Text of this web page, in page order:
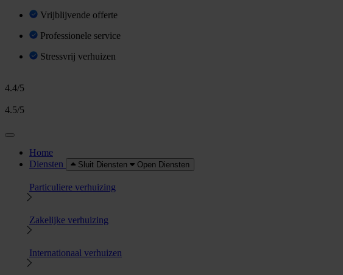
Vrijblijvende offerte
Professionele service
Stressvrij verhuizen
4.4/5
4.5/5
Home
Diensten
Sluit Diensten Open Diensten
Particuliere verhuizing
Zakelijke verhuizing
Internationaal verhuizen